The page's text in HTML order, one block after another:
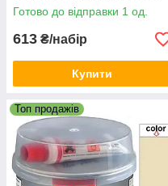
Готово до відправки 1 од.
613 ₴/набір
Купити
Топ продажів